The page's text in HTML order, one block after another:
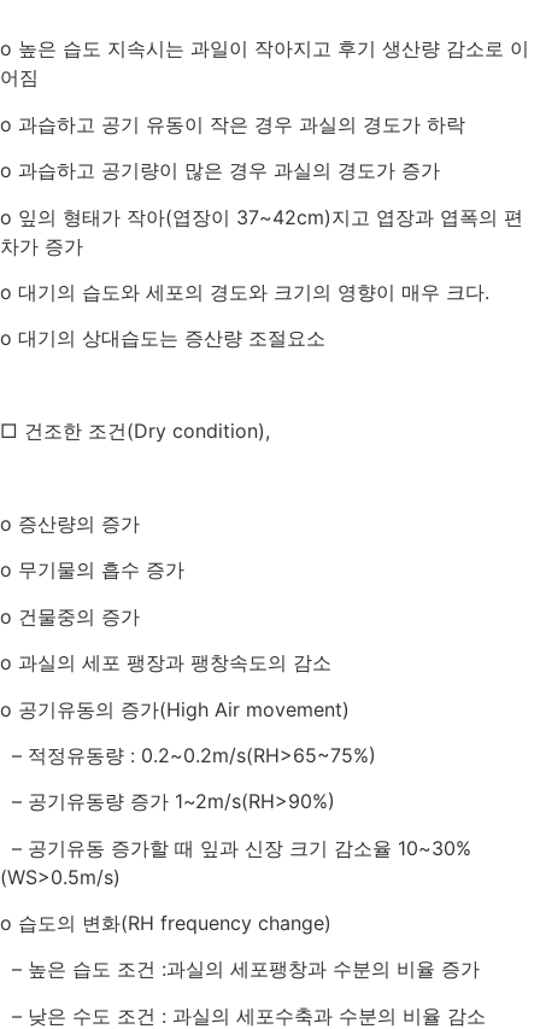
o 높은 습도 지속시는 과일이 작아지고 후기 생산량 감소로 이
어짐
o 과습하고 공기 유동이 작은 경우 과실의 경도가 하락
o 과습하고 공기량이 많은 경우 과실의 경도가 증가
o 잎의 형태가 작아(엽장이 37~42cm)지고 엽장과 엽폭의 편
차가 증가
o 대기의 습도와 세포의 경도와 크기의 영향이 매우 크다.
o 대기의 상대습도는 증산량 조절요소
□ 건조한 조건(Dry condition),
o 증산량의 증가
o 무기물의 흡수 증가
o 건물중의 증가
o 과실의 세포 팽장과 팽창속도의 감소
o 공기유동의 증가(High Air movement)
– 적정유동량 : 0.2~0.2m/s(RH>65~75%)
– 공기유동량 증가 1~2m/s(RH>90%)
– 공기유동 증가할 때 잎과 신장 크기 감소율 10~30%
(WS>0.5m/s)
o 습도의 변화(RH frequency change)
– 높은 습도 조건 :과실의 세포팽창과 수분의 비율 증가
– 낮은 수도 조건 : 과실의 세포수축과 수분의 비율 감소